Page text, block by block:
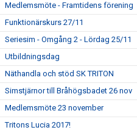
Medlemsmöte - Framtidens förening
Funktionärskurs 27/11
Seriesim - Omgång 2 - Lördag 25/11
Utbildningsdag
Näthandla och stöd SK TRITON
Simstjärnor till Bråhögsbadet 26 nov
Medlemsmöte 23 november
Tritons Lucia 2017!